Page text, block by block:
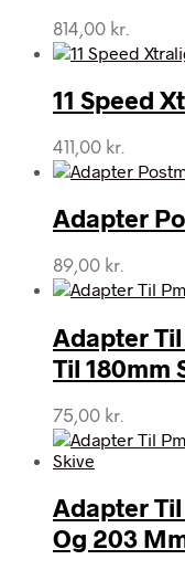
814,00 kr.
11 Speed
411,00 kr.
Adapter
89,00 kr.
Adapter
Til 180mm
75,00 kr.
Adapter
Og 203